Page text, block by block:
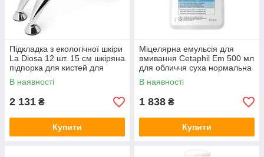
Підкладка з екологічної шкіри
La Diosa 12 шт. 15 см шкіряна
підпорка для кистей для
манікюру і педикюру біла
В наявності
2 131 ₴
Купити
Міцелярна емульсія для
вмивання Cetaphil Em 500 мл
для обличчя суха нормальна
та чутлива шкіра 470 мл
В наявності
1 838 ₴
Купити